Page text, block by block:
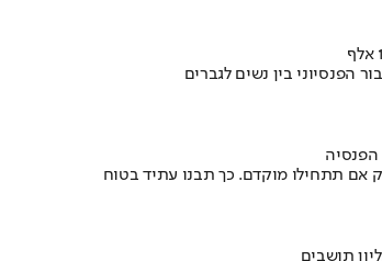
הפנסיוני בין נשים לגברים
הפנסיה
אם תתחילו מוקדם. כך תבנו עתיד בטוח